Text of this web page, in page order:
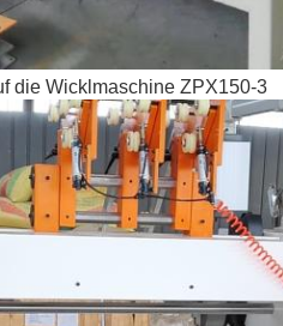
die Wicklmaschine ZPX150-3